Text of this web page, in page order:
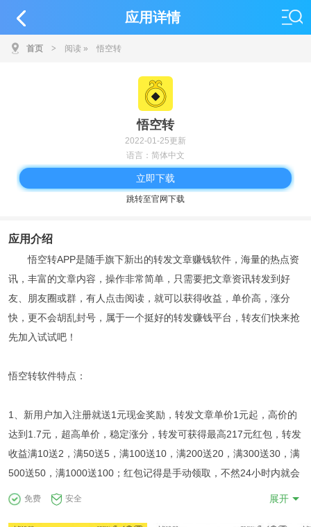
应用详情
首页 > 阅读 » 悟空转
悟空转
2022-01-25更新
语言：简体中文
立即下载
跳转至官网下载
应用介绍
悟空转APP是随手旗下新出的转发文章赚钱软件，海量的热点资
讯，丰富的文章内容，操作非常简单，只需要把文章资讯转发到好
友、朋友圈或群，有人点击阅读，就可以获得收益，单价高，涨分
快，更不会胡乱封号，属于一个挺好的转发赚钱平台，转友们快来抢
先加入试试吧！
悟空转软件特点：
1、新用户加入注册就送1元现金奖励，转发文章单价1元起，高价的
达到1.7元，超高单价，稳定涨分，转发可获得最高217元红包，转发
收益满10送2，满50送5，满100送10，满200送20，满300送30，满
500送50，满1000送100；红包记得是手动领取，不然24小时内就会
过期啦，每领到一个红包转发单价就会提高0.1元
免费 安全 展开